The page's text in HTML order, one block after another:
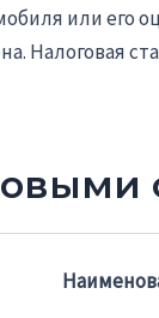
или его
Налоговая